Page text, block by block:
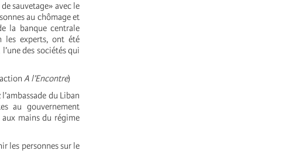
sauvetage» avec le
au chômage et
la banque centrale
les experts, ont été
des sociétés qui
A l’Encontre)
du Liban
au gouvernement
mains du régime
les personnes sur le